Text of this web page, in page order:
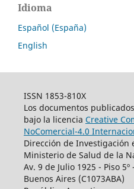
Idioma
Español (España)
English
ISSN 1853-810X
Los documentos
bajo la licencia Creative
NoComercial-4.0
Dirección de Investigación
Ministerio de Salud de la
Av. 9 de Julio 1925 - Piso
Buenos Aires (C1073ABA)